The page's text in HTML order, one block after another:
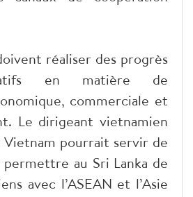
réaliser des progrès
en matière de
commerciale et
Le dirigeant vietnamien
Vietnam pourrait servir de
permettre au Sri Lanka de
avec l’ASEAN et l’Asie